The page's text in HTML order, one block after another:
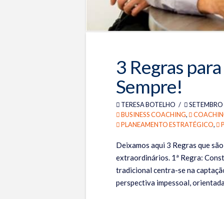
3 Regras
Sempre!
TERESA BOTELHO
BUSINESS COACHING,
PLANEAMENTO ESTRATÉGICO,
Deixamos aqui 3 Regras que
extraordinários. 1ª Regra:
tradicional centra-se na
perspectiva impessoal,